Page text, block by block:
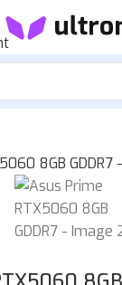
Asus Prime
klikləyin